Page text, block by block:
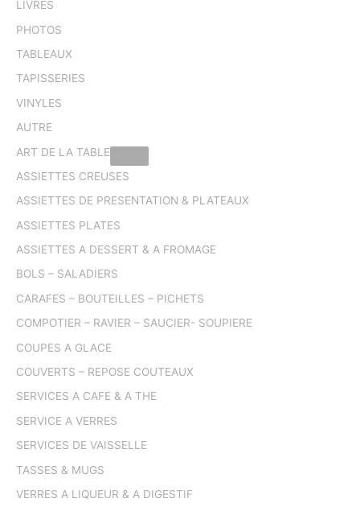
LIVRES
PHOTOS
TABLEAUX
TAPISSERIES
VINYLES
AUTRE
ART DE LA TABLE
ASSIETTES CREUSES
ASSIETTES DE PRESENTATION & PLATEAUX
ASSIETTES PLATES
ASSIETTES A DESSERT & A FROMAGE
BOLS – SALADIERS
CARAFES – BOUTEILLES – PICHETS
COMPOTIER – RAVIER – SAUCIER- SOUPIERE
COUPES A GLACE
COUVERTS – REPOSE COUTEAUX
SERVICES A CAFE & A THE
SERVICE A VERRES
SERVICES DE VAISSELLE
TASSES & MUGS
VERRES A LIQUEUR & A DIGESTIF